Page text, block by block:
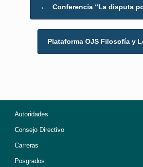
← Conferencia “La disputa
Plataforma OJS Filosofía y
Autoridades
Consejo Directivo
Carreras
Posgrados